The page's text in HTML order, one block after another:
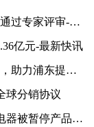
评审-头条焦点
亿元-最新快讯
升总部经济动能
球分销协议
产品中标资格1年